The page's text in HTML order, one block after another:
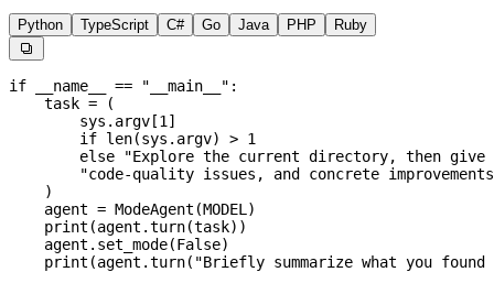
Python TypeScript C# Go Java PHP Ruby

if __name__ == "__main__" :
    task
= (
        sys.argv[
1]
        if
len(sys.argv) > 1
        else
"Explore the current directory, then
"code-quality issues, and concrete
    )
    agent
= ModeAgent(MODEL)
    print
(agent.turn(task))
    agent.set_mode(
False)
    print
(agent.turn( "Briefly summarize what you